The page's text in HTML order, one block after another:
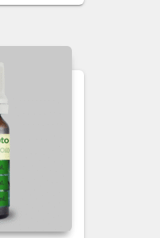
$ 24.400
$ 126.900